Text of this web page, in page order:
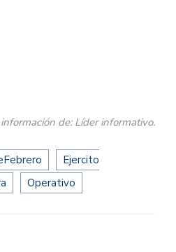
información de: Líder informativo.
Ejercito
Operativo